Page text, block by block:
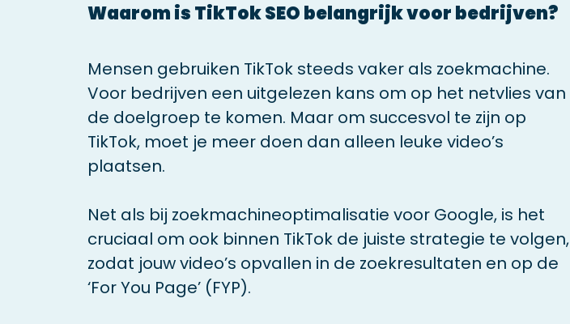
Waarom is TikTok SEO belangrijk voor bedrijven?
Mensen gebruiken TikTok steeds vaker als zoekmachine.
Voor bedrijven een uitgelezen kans om op het netvlies van
de doelgroep te komen. Maar om succesvol te zijn op
TikTok, moet je meer doen dan alleen leuke video’s
plaatsen.
Net als bij zoekmachineoptimalisatie voor Google, is het
cruciaal om ook binnen TikTok de juiste strategie te volgen,
zodat jouw video’s opvallen in de zoekresultaten en op de
‘For You Page’ (FYP).